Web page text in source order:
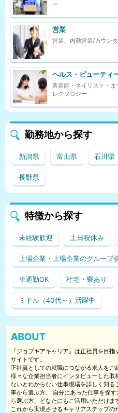
ー
営業
営業、内勤営業/カウン
ヘルス・ビューティ
美容師・ネイリスト・
レクソロジー
勤務地から探す
新潟県 富山県 石川県
長野県
特徴から探す
未経験歓迎 土日祝休み
上場企業・上場企業のグループ
車通勤OK 社宅・寮あり
ミドル（40代～）活躍中
ABOUT
『ジョブギアキャリア』は正社員を目
サイトです。
正社員としての就職につながる求人をご
様々な企業担当者にインタビューした
ないとわからない仕事現場を詳しく知
事から選ぶ方、 自分にあった仕事を探
ら選ぶ方、どなたにもご活用いただけま
これから実現させるキャリアステップの